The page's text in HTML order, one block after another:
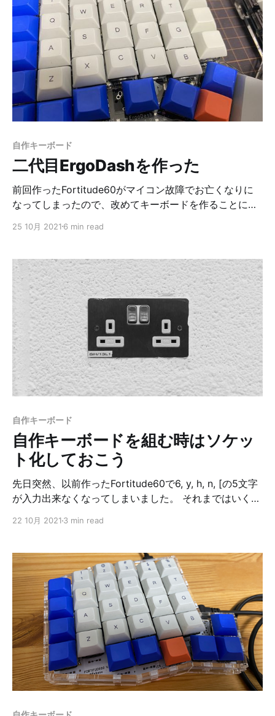
元々使っていたフルカスタムのMacBook Pro 2017と比
較してみます。 一覧にするとそんな感じ。 コマンド
MacBook Pro 2017 M1 Max MacBook Pro yarn install
68.12s 35.64s（191% UP） pod install 555.16s
376.09s（148% UP） react-native run-ios 519.18s
140.06s（370% UP） react-native
自作キーボード
二代目ErgoDashを作った
前回作ったFortitude60がマイコン故障でお亡くなりに
なってしまったので、改めてキーボードを作ることにな
60キーぐらい * 分割型 * ProMicro使用 * Elite-Cを使え
きる * すぐに買えるもの（重要） 前作Fortitude60にし
たのはコネクタがUSB-Cであることも理由の一つだった
んですが、USB-CにしたいだけならElite-Cを使えば良い
ことに気付き、無線にするのにもBLE Micro Proを使え
ば良さそうだということで、結果よく使われている
ProMicroをマイコンにして設計されているキーボードを
選択しておけば良さそうだという結論に至りました。 と
いうことですぐに入手できそうだったErgoDashをまた
作ることにしました。 ビルドログ 基本的には遊舎工房
さんが用意しているビルドガイド通りにやっていきまし
documents/ErgoDash/ErgoDash_BuildGuide
25 10月 2021 6 min read
自作キーボード
自作キーボードを組む時はソケッ
ト化しておこう
先日突然、以前作ったFortitude60で6, y, h, n, [の5文字
が入力出来なくなってしまいました。 それまではいくつ
ので原因が全く分からず、Self-Made Keyboards in
ンが死んでるんじゃないかという結論に至ったんです
が、その過程で作る時点で色々やれることがあったと分
かったので、次作るときに向けて書いておきます。ま
た、初めて作る方も参考になると思います。 大きくは2
つです。 1. キースイッチをソケット化しておく 2. マイ
コンにはコンスルーを使う 要するにメンテナンス性を高
めた状態で組もうということです。 キースイッチをソケ
ット化しておく ソケットとは、PCBにキースイッチをは
んだ付けするところを変わりにソケットを付けておくこ
とで、キースイッチをかんたんに外せるようにするもの
22 10月 2021 3 min read